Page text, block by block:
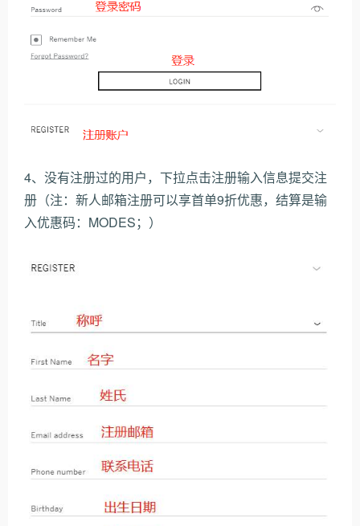
4、没有注册过的用户，下拉点击注册输入信息提交注
册（注：新人邮箱注册可以享首单9折优惠，结算是输
入优惠码：MODES；）